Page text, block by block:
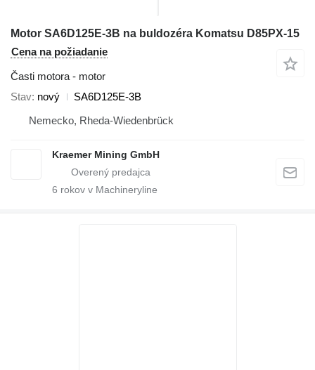
Motor SA6D125E-3B na buldozéra Komatsu D85PX-15
Cena na požiadanie
Časti motora - motor
Stav nový
SA6D125E-3B
Nemecko, Rheda-Wiedenbrück
Kraemer Mining GmbH
6 rokov v Machineryline